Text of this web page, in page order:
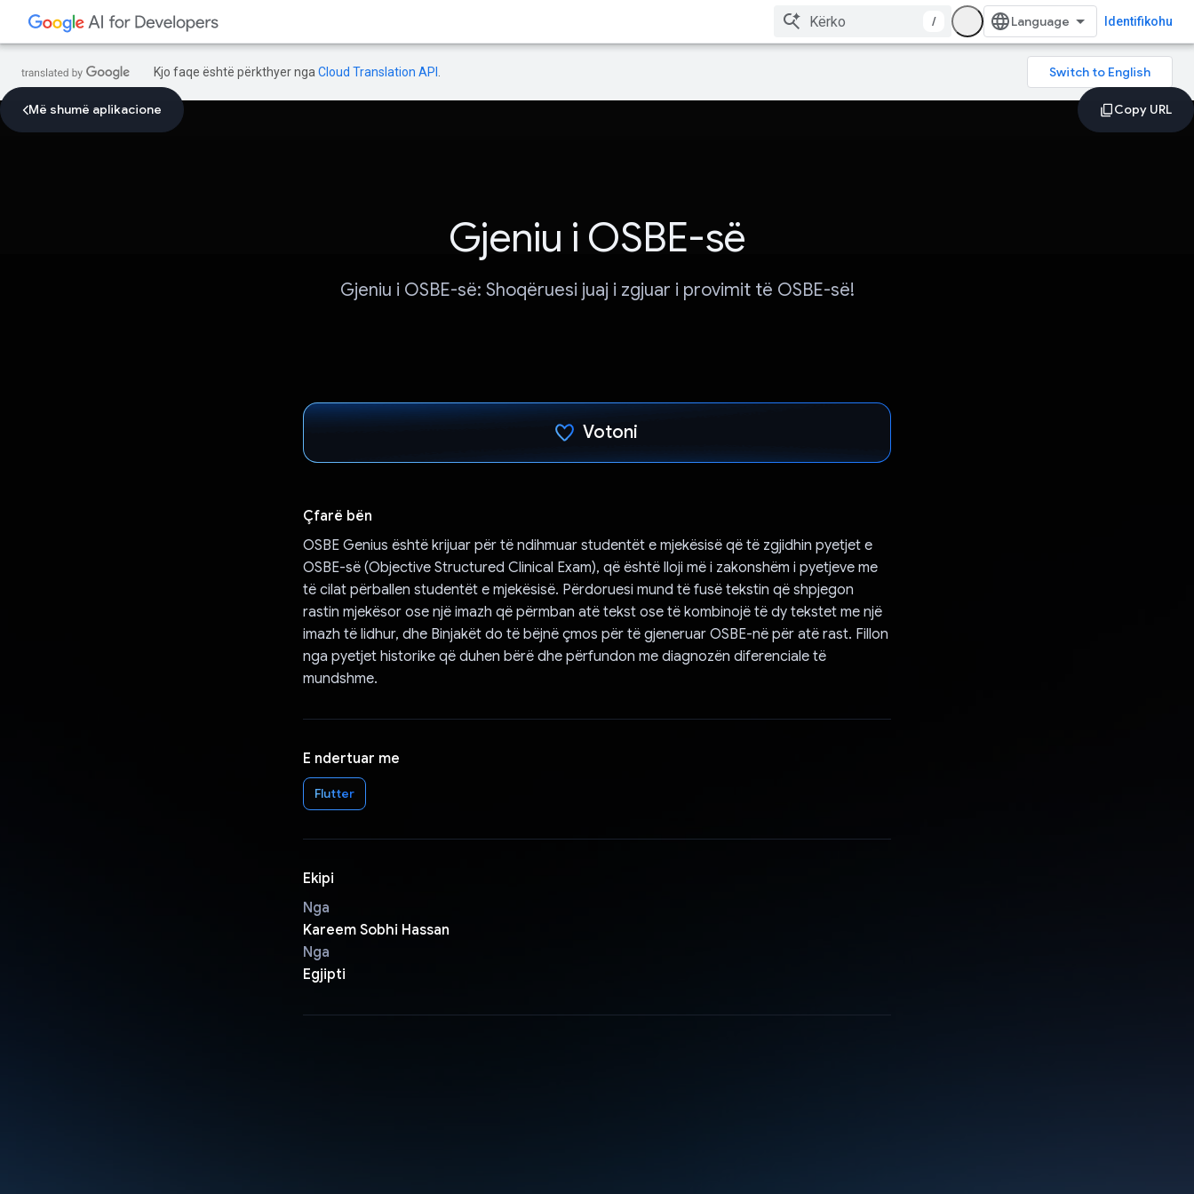
/ Identifikohu
Kjo faqe është përkthyer nga Cloud Translation API
Më shumë aplikacione
Gjeniu i OSBE-së
Gjeniu i OSBE-së: Shoqëruesi juaj i zgjuar i provimit të OSBE-së!
Votoni
Çfarë bën
OSBE Genius është krijuar për të ndihmuar studentët e mjekësisë që të zgjidhin pyetjet e
OSBE-së (Objective Structured Clinical Exam), që është lloji më i zakonshëm i pyetjeve me
të cilat përballen studentët e mjekësisë. Përdoruesi mund të fusë tekstin që shpjegon
rastin mjekësor ose një imazh që përmban atë tekst ose të kombinojë të dy tekstet me një
imazh të lidhur, dhe Binjakët do të bëjnë çmos për të gjeneruar OSBE-në për atë rast. Fillon
nga pyetjet historike që duhen bërë dhe përfundon me diagnozën diferenciale të
mundshme.
E ndertuar me
Flutter
Ekipi
Nga
Kareem Sobhi Hassan
Nga
Egjipti